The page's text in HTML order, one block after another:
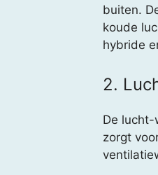
buiten.
koude
hybride
2.
De
zorgt